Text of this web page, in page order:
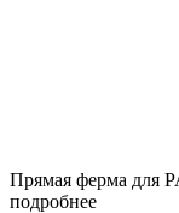
Прямая ферма для
подробнее